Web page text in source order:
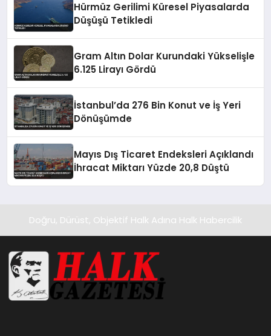
Hürmüz Gerilimi Küresel Piyasalarda
Düşüşü Tetikledi
Gram Altın Dolar Kurundaki Yükselişle
6.125 Lirayı Gördü
İstanbul’da 276 Bin Konut ve İş Yeri
Dönüşümde
Mayıs Dış Ticaret Endeksleri Açıklandı
İhracat Miktarı Yüzde 20,8 Düştü
Doğru, Dürüst, Objektif Halk Adına Halk Habercilik